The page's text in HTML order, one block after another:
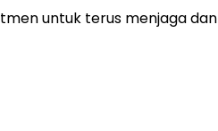
untuk terus menjaga dan